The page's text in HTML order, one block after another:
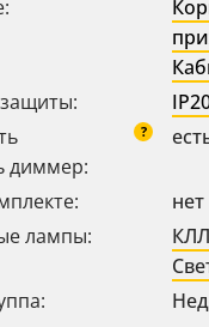
32 - бесплатно по России
21- бесплатная доставка
диммер:
?
нет
лампы:
КЛЛ